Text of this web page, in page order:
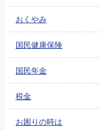
おくやみ
国民健康保険
国民年金
税金
お困りの時は